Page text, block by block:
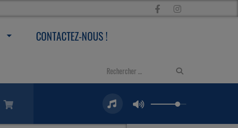
CONTACTEZ-NOUS !